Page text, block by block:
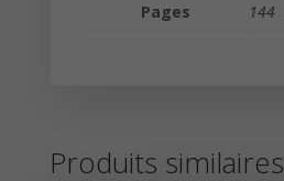
Pages
144
Produits similaires